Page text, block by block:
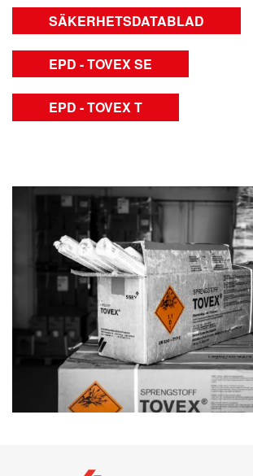
SÄKERHETSDATABLAD
EPD - TOVEX SE
EPD - TOVEX T